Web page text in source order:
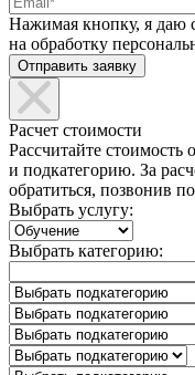
Нажимая кнопку, я даю
на обработку
Расчет стоимости
Рассчитайте стоимость
и подкатегорию. За
обратиться, позвонив
Выбрать услугу:
Выбрать категорию: